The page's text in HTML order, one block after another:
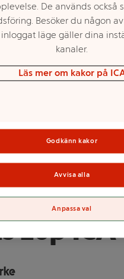
20p ICA
Sortimentet kan variera mellan
De används också
Besöker du någon
inloggat läge gäller dina
kanaler.
Läs mer om kakor på
Godkänn kakor
Avvisa alla
Anpassa val